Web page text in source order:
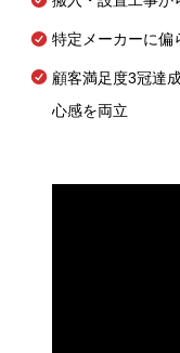
特定メーカーに偏
顧客満足度3冠達
心感を両立